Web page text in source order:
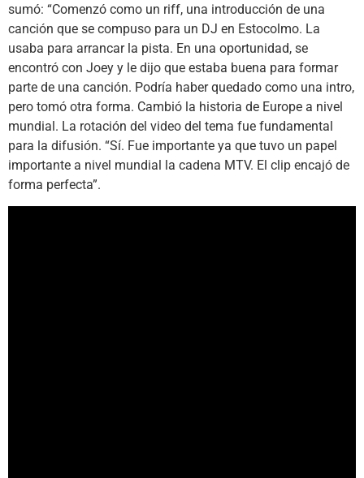
sumó: “Comenzó como un riff, una introducción de una
canción que se compuso para un DJ en Estocolmo. La
usaba para arrancar la pista. En una oportunidad, se
encontró con Joey y le dijo que estaba buena para formar
parte de una canción. Podría haber quedado como una intro,
pero tomó otra forma. Cambió la historia de Europe a nivel
mundial. La rotación del video del tema fue fundamental
para la difusión. “Sí. Fue importante ya que tuvo un papel
importante a nivel mundial la cadena MTV. El clip encajó de
forma perfecta”.